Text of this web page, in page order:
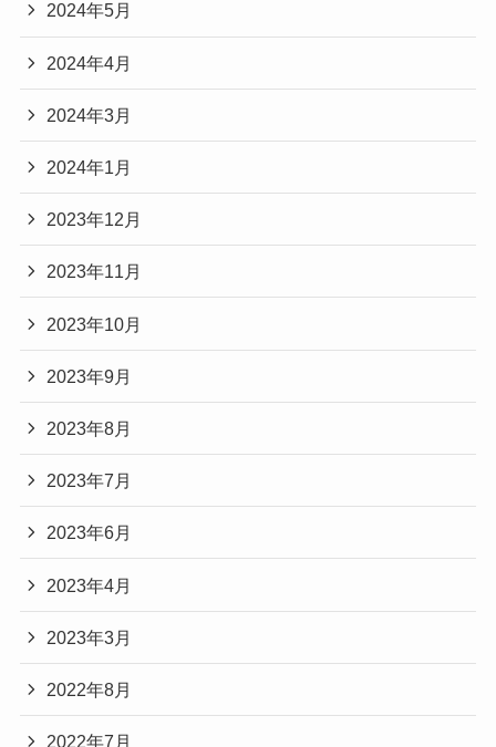
2024年5月
2024年4月
2024年3月
2024年1月
2023年12月
2023年11月
2023年10月
2023年9月
2023年8月
2023年7月
2023年6月
2023年4月
2023年3月
2022年8月
2022年7月